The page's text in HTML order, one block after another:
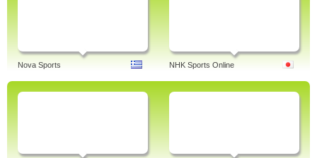
Nova Sports NHK Sports Online